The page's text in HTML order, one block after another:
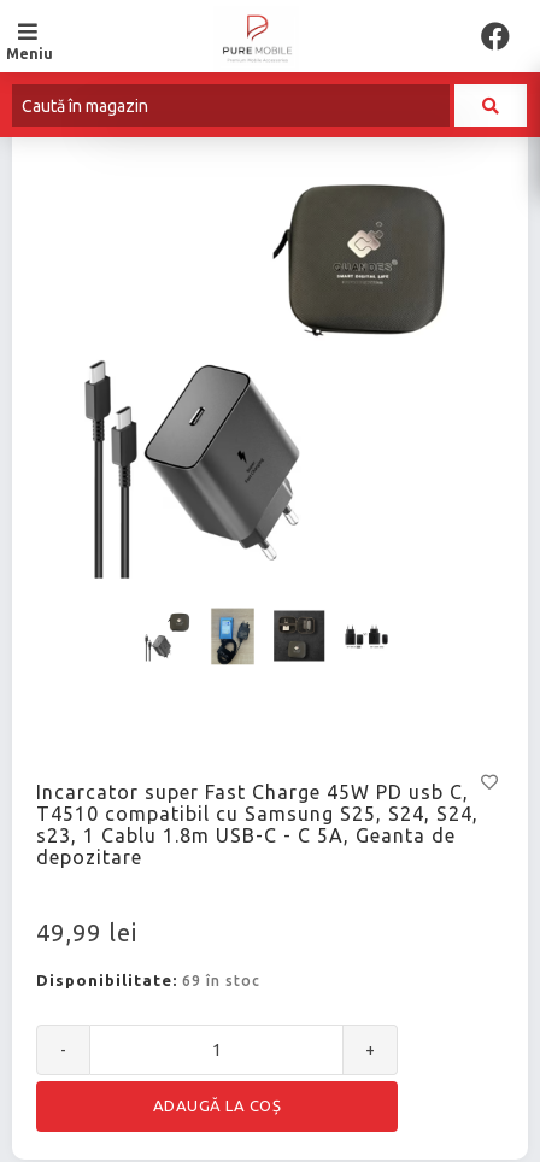
Meniu
Incarcator super Fast Charge 45W PD usb C,
T4510 compatibil cu Samsung S25, S24, S24,
s23, 1 Cablu 1.8m USB-C - C 5A, Geanta de
depozitare
49,99 lei
Disponibilitate: 69 în stoc
- +